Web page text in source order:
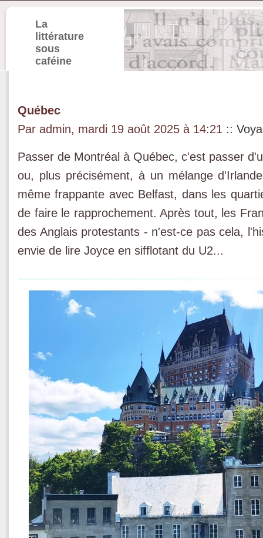
La
littérature
sous
caféine
Québec
Par admin, mardi 19 août 2025 à 14:21 ::
Passer de Montréal à Québec, c'est passer
ou, plus précisément, à un mélange
même frappante avec Belfast, dans les
de faire le rapprochement. Après tout, les
des Anglais protestants - n'est-ce pas cela,
envie de lire Joyce en sifflotant du U2...